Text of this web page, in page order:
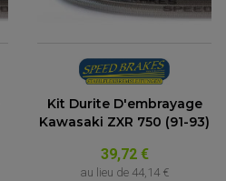
Kit Durite D'embrayage
Kawasaki ZXR 750 (91-93)
39,72 €
au lieu de 44,14 €